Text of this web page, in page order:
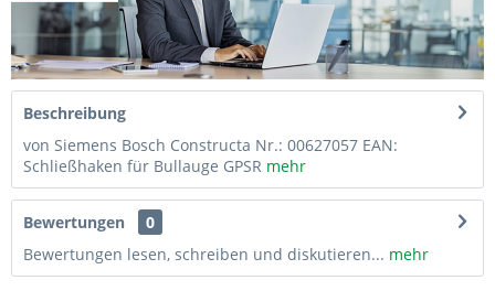
Beschreibung
von Siemens Bosch Constructa Nr.: 00627057 EAN:
Schließhaken für Bullauge GPSR mehr
Bewertungen
0
Bewertungen lesen, schreiben und diskutieren... mehr